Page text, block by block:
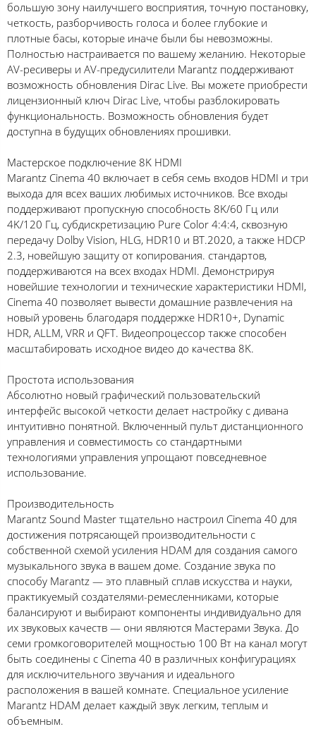
большую зону наилучшего восприятия, точную постановку,
четкость, разборчивость голоса и более глубокие и
плотные басы, которые иначе были бы невозможны.
Полностью настраивается по вашему желанию. Некоторые
AV-ресиверы и AV-предусилители Marantz поддерживают
возможность обновления Dirac Live. Вы можете приобрести
лицензионный ключ Dirac Live, чтобы разблокировать
функциональность. Возможность обновления будет
доступна в будущих обновлениях прошивки.
Мастерское подключение 8K HDMI
Marantz Cinema 40 включает в себя семь входов HDMI и три
выхода для всех ваших любимых источников. Все входы
поддерживают пропускную способность 8K/60 Гц или
4K/120 Гц, субдискретизацию Pure Color 4:4:4, сквозную
передачу Dolby Vision, HLG, HDR10 и BT.2020, а также HDCP
2.3, новейшую защиту от копирования. стандартов,
поддерживаются на всех входах HDMI. Демонстрируя
новейшие технологии и технические характеристики HDMI,
Cinema 40 позволяет вывести домашние развлечения на
новый уровень благодаря поддержке HDR10+, Dynamic
HDR, ALLM, VRR и QFT. Видеопроцессор также способен
масштабировать исходное видео до качества 8K.
Простота использования
Абсолютно новый графический пользовательский
интерфейс высокой четкости делает настройку с дивана
интуитивно понятной. Включенный пульт дистанционного
управления и совместимость со стандартными
технологиями управления упрощают повседневное
использование.
Производительность
Marantz Sound Master тщательно настроил Cinema 40 для
достижения потрясающей производительности с
собственной схемой усиления HDAM для создания самого
музыкального звука в вашем доме. Создание звука по
способу Marantz — это плавный сплав искусства и науки,
практикуемый создателями-ремесленниками, которые
балансируют и выбирают компоненты индивидуально для
их звуковых качеств — они являются Мастерами Звука. До
семи громкоговорителей мощностью 100 Вт на канал могут
быть соединены с Cinema 40 в различных конфигурациях
для исключительного звучания и идеального
расположения в вашей комнате. Специальное усиление
Marantz HDAM делает каждый звук легким, теплым и
объемным.